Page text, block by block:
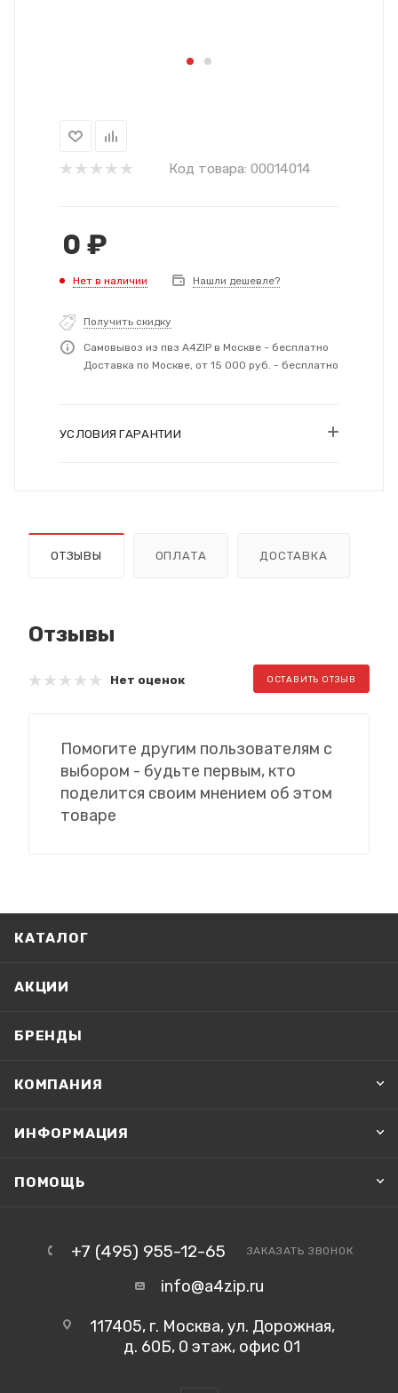
Код товара: 00014014
0 ₽
Нет в наличии Нашли дешевле?
Получить скидку
Самовывоз из пвз A4ZIP в Москве - бесплатно
Доставка по Москве, от 15 000 руб. - бесплатно
УСЛОВИЯ ГАРАНТИИ
ОТЗЫВЫ ОПЛАТА ДОСТАВКА
Отзывы
Нет оценок ОСТАВИТЬ ОТЗЫВ
Помогите другим пользователям с
выбором - будьте первым, кто
поделится своим мнением об этом
товаре
КАТАЛОГ
АКЦИИ
БРЕНДЫ
КОМПАНИЯ
ИНФОРМАЦИЯ
ПОМОЩЬ
+7 (495) 955-12-65 ЗАКАЗАТЬ ЗВОНОК
info@a4zip.ru
117405, г. Москва, ул. Дорожная,
д. 60Б, 0 этаж, офис 01